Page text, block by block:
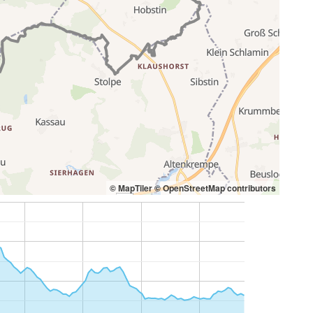
© MapTiler© OpenStreetMap contributors